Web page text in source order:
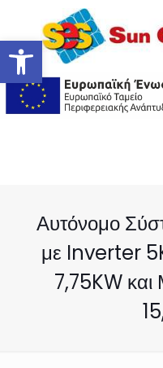
Ανοίξτε τη
Αυτόνομο
με Inverter
7,75KW και